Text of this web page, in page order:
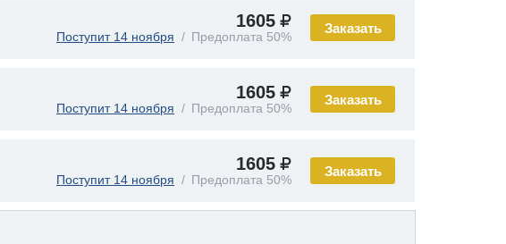
Заказать
1605
Поступит 14 ноября Предоплата 50%
Заказать
1605
Поступит 14 ноября Предоплата 50%
Заказать
1605
Поступит 14 ноября Предоплата 50%